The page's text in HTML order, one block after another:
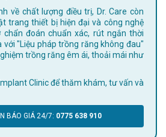
trang thiết bị hiện đại và công nghệ
đoán chuẩn xác, rút ngắn thời
với "Liệu pháp trồng răng không đau"
trồng răng êm ái, thoải mái như
BÁO GIÁ 24/7: 0775 638 910